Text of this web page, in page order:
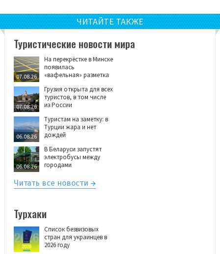
ЧИТАЙТЕ ТАКЖЕ
Туристические новости мира
07.08.26
На перекрёстке в Минске
появилась
«вафельная» разметка
07.08.26
Грузия открыта для всех
туристов, в том числе
из России
06.08.26
Туристам на заметку: в
Турции жара и нет
дождей
06.08.26
В Беларуси запустят
электробусы между
городами
Читать все новости
Турхаки
Список безвизовых
стран для украинцев в
2026 году